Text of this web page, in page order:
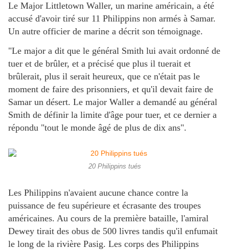
Le Major Littletown Waller, un marine américain, a été
accusé d'avoir tiré sur 11 Philippins non armés à Samar.
Un autre officier de marine a décrit son témoignage.
"Le major a dit que le général Smith lui avait ordonné de
tuer et de brûler, et a précisé que plus il tuerait et
brûlerait, plus il serait heureux, que ce n'était pas le
moment de faire des prisonniers, et qu'il devait faire de
Samar un désert. Le major Waller a demandé au général
Smith de définir la limite d'âge pour tuer, et ce dernier a
répondu "tout le monde âgé de plus de dix ans".
20 Philippins tués
Les Philippins n'avaient aucune chance contre la
puissance de feu supérieure et écrasante des troupes
américaines. Au cours de la première bataille, l'amiral
Dewey tirait des obus de 500 livres tandis qu'il enfumait
le long de la rivière Pasig. Les corps des Philippins